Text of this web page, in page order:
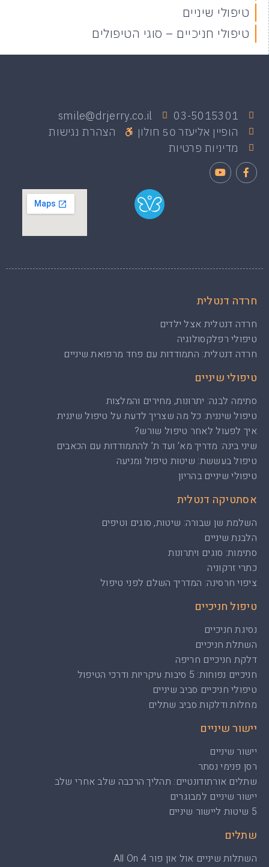
טיפולי שיניים
טיפולי חניכיים – סוגי הטיפולים
03-5015301
smile@drjerry.co.il
הופיין אליעזר 50 חולון
הצהרת נגישות
מדיניות פרטיות
שתלים
השתלות שיניים אול און פור All On 4
יישור שיניים
יישור שיניים
רסן פנימי נסתר
שתלים אורתודונטיים: תהליך הרכבה שלב אחרי שלב
יישור שיניים למבוגרים
5 שיטות ליישור שיניים
טיפול חניכיים
נסיגת חניכיים
השתלת חניכיים
דלקת חניכיים חריפה
חניכיים נפוחות: 5 סיבות עיקריות ודרכי הטיפול
טיפולי חניכיים סביב שיניים
מחלות ודלקות סביב שתלים
אסתטיקה דנטלית
השלמת שן שבורה: שיטות, סוגים וטיפים
הלבנת שיניים
סתימות: סוגים ויתרונות
כתרי זרקוניה
ציפוי חרסינה: המדריך השלם לפני טיפול
טיפולי שיניים
סתימה לבנה: יתרונות, מחירים והמלצות
טיפול שיננית: כל מה שצריך לדעת על טיפול שיננית
איך לפעול לאחר טיפול שורש?
שיני בינה: מדריך מא’ ועד ת’ להתמודדות עם הכאבים
טיפול בעששת: שיטות טיפול ומניעה
טיפולי שיניים בהריון
חרדה דנטלית
חרדה דנטלית אצל ילדים
טיפולי רפלקסולוגיה
חרדה דנטלית: התמודדות עם פחד מרפואת שיניים